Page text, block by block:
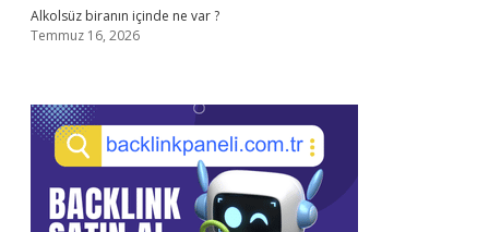
Alkolsüz biranın içinde ne var ?
Temmuz 16, 2026